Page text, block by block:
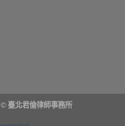
© 臺北君倫律師事務所